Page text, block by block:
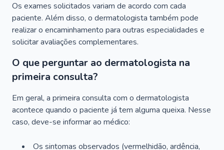
Os exames solicitados variam de acordo com cada
paciente. Além disso, o dermatologista também pode
realizar o encaminhamento para outras especialidades e
solicitar avaliações complementares.
O que perguntar ao dermatologista na
primeira consulta?
Em geral, a primeira consulta com o dermatologista
acontece quando o paciente já tem alguma queixa. Nesse
caso, deve-se informar ao médico:
Os sintomas observados (vermelhidão, ardência,